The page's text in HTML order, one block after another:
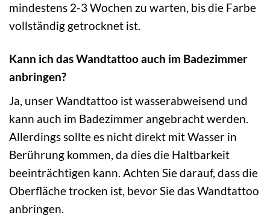
mindestens 2-3 Wochen zu warten, bis die Farbe
vollständig getrocknet ist.
Kann ich das Wandtattoo auch im Badezimmer
anbringen?
Ja, unser Wandtattoo ist wasserabweisend und
kann auch im Badezimmer angebracht werden.
Allerdings sollte es nicht direkt mit Wasser in
Berührung kommen, da dies die Haltbarkeit
beeinträchtigen kann. Achten Sie darauf, dass die
Oberfläche trocken ist, bevor Sie das Wandtattoo
anbringen.